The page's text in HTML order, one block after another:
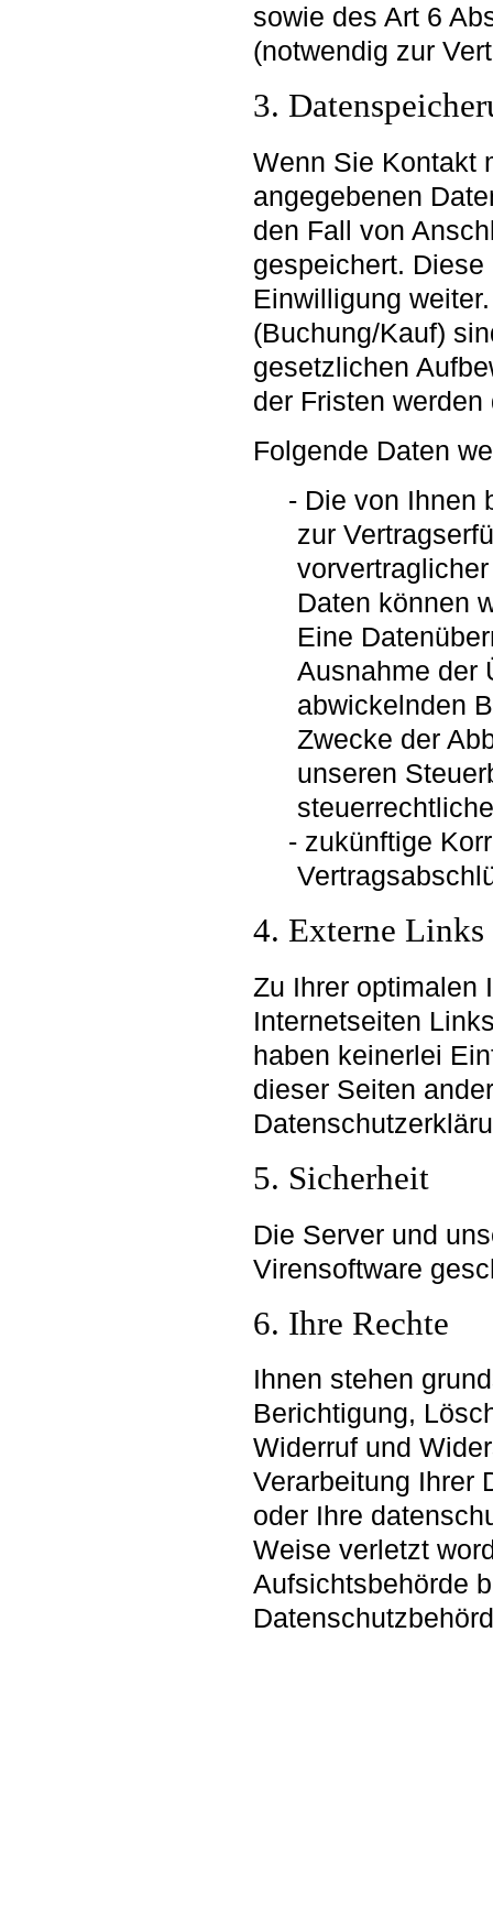
sowie des Art 6
(notwendig zur
3.
Wenn Sie Kontakt
angegebenen
den Fall von
gespeichert.
Einwilligung
(Buchung/Kauf)
gesetzlichen
der Fristen
Folgende Daten
Die von Ihnen
zur
Daten können
Eine
Ausnahme der
abwickelnden
Zwecke der
unseren
zukünftige
4. Externe Links
Zu Ihrer optimalen
Internetseiten
haben keinerlei
dieser Seiten
5. Sicherheit
Die Server und
Virensoftware
6. Ihre Rechte
Ihnen stehen
Berichtigung,
Widerruf und
Verarbeitung Ihrer
oder Ihre
Weise verletzt
Aufsichtsbehörde